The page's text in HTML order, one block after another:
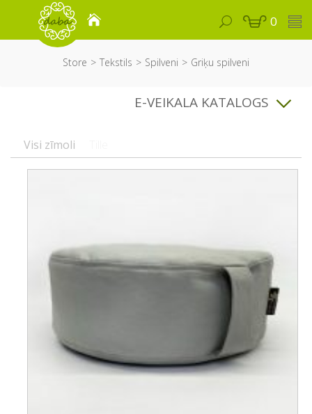
0
Store Tekstils Spilveni Griķu spilveni
E-VEIKALA KATALOGS
Visi zīmoli